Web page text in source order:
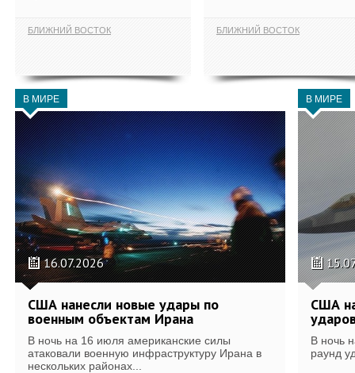
БЛИЖНИЙ ВОСТОК БЛИЖНИЙ ВОСТОК
В МИРЕ
16.07.2026
США нанесли новые удары по
военным объектам Ирана
В ночь на 16 июля американские силы
атаковали военную инфраструктуру Ирана в
нескольких районах...
В МИРЕ
США
В ночь
раунд